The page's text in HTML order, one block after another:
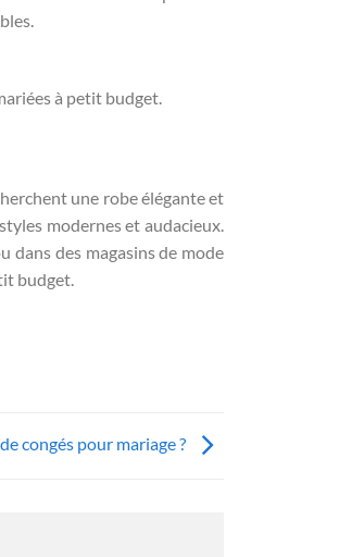
à petit budget.
une robe élégante et
modernes et audacieux.
dans des magasins de mode
budget.
congés pour mariage ?